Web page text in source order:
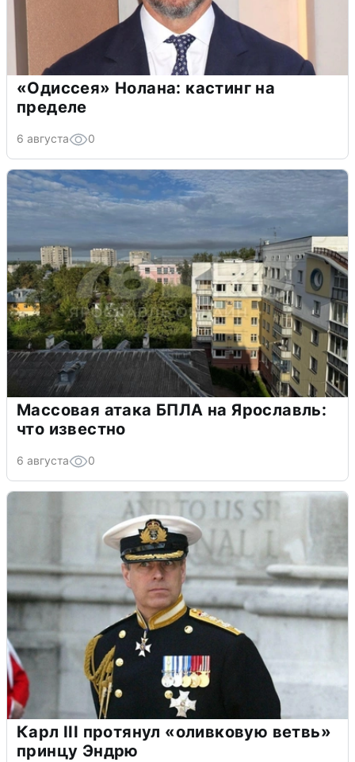
«Одиссея» Нолана: кастинг на
пределе
6 августа 0
Массовая атака БПЛА на Ярославль:
что известно
6 августа 0
Карл III протянул «оливковую ветвь»
принцу Эндрю